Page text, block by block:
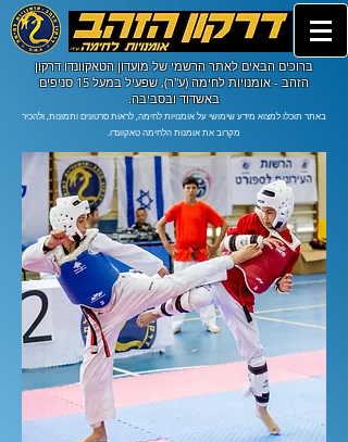
ברוכים הבאים לאתר הרשמי של מועדון הטאקוונדו דרקון
הזהב - אומנויות לחימה (ע"ר), שפעיל במעל 15 סניפים
באשדוד ובסביבה.
באתר תוכלו למצוא מידע שימושי על אומנויות לחימה, לראות סרטונים ותמונות, ולהכיר
מקרוב את אומנות הלחימה טאקוונדו.